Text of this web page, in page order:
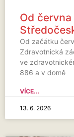
Od
Od začátku
Zdravotnická
ve
886 a v domě
VÍCE...
13. 6. 2026